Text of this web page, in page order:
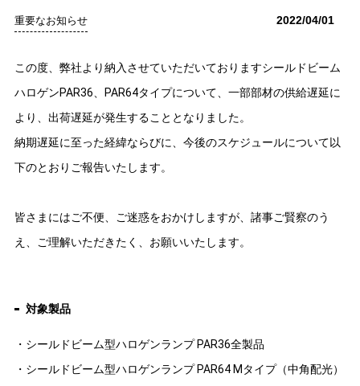
重要なお知らせ 2022/04/01
この度、弊社より納入させていただいておりますシールドビーム
ハロゲンPAR36、PAR64タイプについて、一部部材の供給遅延に
より、出荷遅延が発生することとなりました。
納期遅延に至った経緯ならびに、今後のスケジュールについて以
下のとおりご報告いたします。
皆さまにはご不便、ご迷惑をおかけしますが、諸事ご賢察のう
え、ご理解いただきたく、お願いいたします。
対象製品
・シールドビーム型ハロゲンランプ PAR36全製品
・シールドビーム型ハロゲンランプ PAR64 Mタイプ（中角配光）